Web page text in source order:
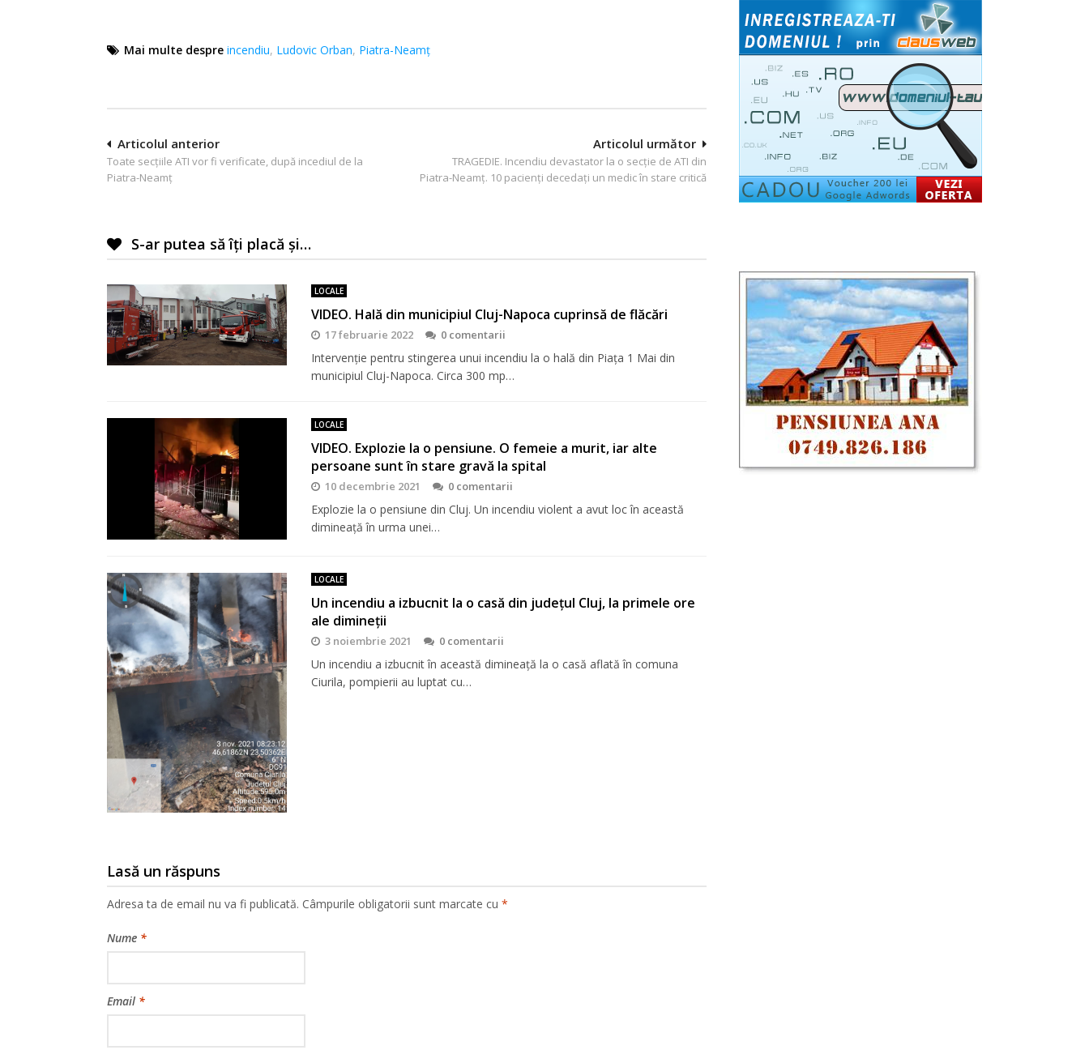
Mai multe despre incendiu, Ludovic Orban, Piatra-Neamț
Navigare
în
Articolul următor
TRAGEDIE. Incendiu devastator la o secție de ATI din
Piatra-Neamț. 10 pacienți decedați un medic în stare critică
Articolul anterior
Toate secțiile ATI vor fi verificate, după incediul de la
Piatra-Neamț
S-ar putea să îți placă și…
LOCALE
VIDEO. Hală din municipiul Cluj-Napoca cuprinsă de flăcări
17 februarie 2022 0 comentarii
Intervenție pentru stingerea unui incendiu la o hală din Piața 1 Mai din
municipiul Cluj-Napoca. Circa 300 mp…
LOCALE
VIDEO. Explozie la o pensiune. O femeie a murit, iar alte
persoane sunt în stare gravă la spital
10 decembrie 2021 0 comentarii
Explozie la o pensiune din Cluj. Un incendiu violent a avut loc în această
dimineaţă în urma unei…
LOCALE
Un incendiu a izbucnit la o casă din județul Cluj, la primele ore
ale dimineții
3 noiembrie 2021 0 comentarii
Un incendiu a izbucnit în această dimineață la o casă aflată în comuna
Ciurila, pompierii au luptat cu…
Lasă un răspuns
Adresa ta de email nu va fi publicată. Câmpurile obligatorii sunt marcate cu *
Nume *
Email *